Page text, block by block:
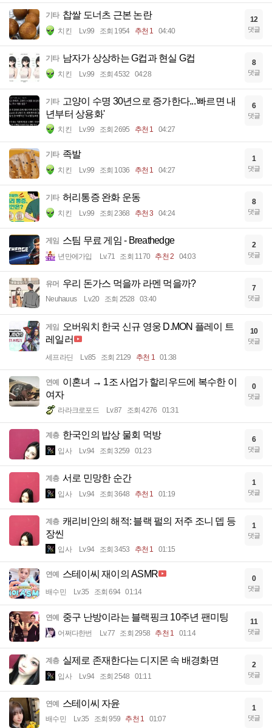
기타 찹쌀 도너츠 근본 논란
치킨 Lv.99 조회 1954 추천 1 04:40
12
댓글
기타 남자가 상상하는 G컵과 현실 G컵
치킨 Lv.99 조회 4532 04:28
8
댓글
기타 고양이 수명 30년으로 증가한다...'빠르면 내
년부터 상용화'
치킨 Lv.99 조회 2695 추천 1 04:27
6
댓글
기타 족발
치킨 Lv.99 조회 1036 추천 1 04:27
1
댓글
기타 허리통증 완화 운동
치킨 Lv.99 조회 2368 추천 3 04:24
8
댓글
게임 스팀 무료 게임 - Breathedge
년만에가입 Lv.71 조회 1170 추천 2 04:03
2
댓글
유머 우리 돈가스 먹을까 라멘 먹을까?
Neuhauus Lv.20 조회 2528 03:40
7
댓글
게임
오버워치 한국 신규 영웅 D.MON 플레이 트
레일러
세프라딘 Lv.85 조회 2129 추천 1 01:38
10
댓글
연예
이혼녀 → 1조 사업가 할리우드에 복수한 이
여자
라라크로포드 Lv.87 조회 4276 01:31
0
댓글
계층 한국인의 밥상 물회 먹방
입사 Lv.94 조회 3259 01:23
6
댓글
계층 서로 민망한 순간
입사 Lv.94 조회 3648 추천 1 01:19
1
댓글
계층 캐리비안의 해적: 블랙 펄의 저주 조니 뎁 등
장씬
입사 Lv.94 조회 3453 추천 1 01:15
1
댓글
연예 스테이씨 재이의 ASMR
배수민 Lv.35 조회 694 01:14
0
댓글
연예 중구 난방이라는 블랙핑크 10주년 팬미팅
어쩌다한번 Lv.77 조회 2958 추천 1 01:14
11
댓글
계층 실제로 존재한다는 디지몬 속 배경화면
입사 Lv.94 조회 2548 01:11
2
댓글
연예 스테이씨 자윤
배수민 Lv.35 조회 959 추천 1 01:07
1
댓글